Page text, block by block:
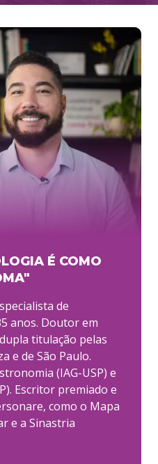
É COMO
de
anos. Doutor em
titulação pelas
e de São Paulo.
(IAG-USP) e
Escritor premiado e
como o Mapa
e a Sinastria